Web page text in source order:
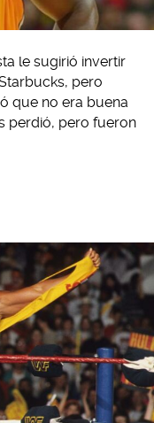
le sugirió invertir
pero
que no era buena
perdió, pero fueron